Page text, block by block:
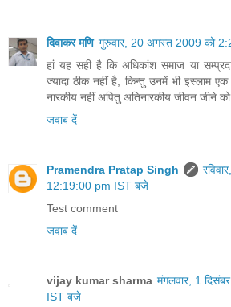
दिवाकर मणि गुरुवार, 20 अगस्त 2009 को
हां यह सही है कि अधिकांश समाज या
ज्यादा ठीक नहीं है, किन्तु उनमें भी इस्लाम एक
नारकीय नहीं अपितु अतिनारकीय जीवन जीने
जवाब दें
Pramendra Pratap Singh
12:19:00 pm IST बजे
Test comment
जवाब दें
vijay kumar sharma मंगलवार, 1
IST बजे